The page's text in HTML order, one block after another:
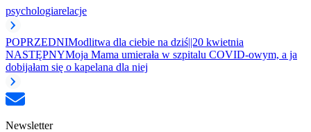
psychologiarelacje
POPRZEDNIModlitwa dla ciebie na dziś||20 kwietnia
NASTĘPNYMoja Mama umierała w szpitalu COVID-owym, a ja
dobijałam się o kapelana dla niej
Newsletter